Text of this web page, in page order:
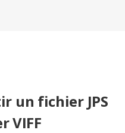
un fichier JPS
VIFF